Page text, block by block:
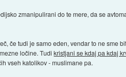
zmanipulirani do te mere, da se
če tudi je samo eden, vendar to ne sme
ločine. Tudikristjani se kdaj pa kdaj
vseh katolikov - muslimane pa.